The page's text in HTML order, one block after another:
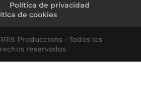
Política de privacidad
de cookies
Produccions - Todos los
reservados